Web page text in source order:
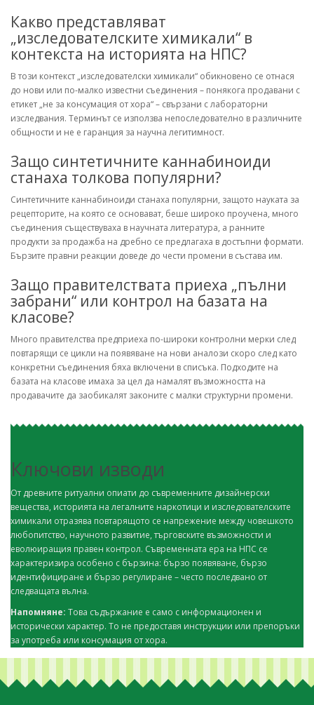
Какво представляват
„изследователските химикали“ в
контекста на историята на НПС?
В този контекст „изследователски химикали“ обикновено се отнася
до нови или по-малко известни съединения – понякога продавани с
етикет „не за консумация от хора“ – свързани с лабораторни
изследвания. Терминът се използва непоследователно в различните
общности и не е гаранция за научна легитимност.
Защо синтетичните каннабиноиди
станаха толкова популярни?
Синтетичните каннабиноиди станаха популярни, защото науката за
рецепторите, на която се основават, беше широко проучена, много
съединения съществуваха в научната литература, а ранните
продукти за продажба на дребно се предлагаха в достъпни формати.
Бързите правни реакции доведе до чести промени в състава им.
Защо правителствата приеха „пълни
забрани“ или контрол на базата на
класове?
Много правителства предприеха по-широки контролни мерки след
повтарящи се цикли на появяване на нови аналози скоро след като
конкретни съединения бяха включени в списъка. Подходите на
базата на класове имаха за цел да намалят възможността на
продавачите да заобикалят законите с малки структурни промени.
Ключови изводи
От древните ритуални опиати до съвременните дизайнерски
вещества, историята на легалните наркотици и изследователските
химикали отразява повтарящото се напрежение между човешкото
любопитство, научното развитие, търговските възможности и
еволюиращия правен контрол. Съвременната ера на НПС се
характеризира особено с бързина: бързо появяване, бързо
идентифициране и бързо регулиране – често последвано от
следващата вълна.
Напомняне: Това съдържание е само с информационен и
исторически характер. То не предоставя инструкции или препоръки
за употреба или консумация от хора.